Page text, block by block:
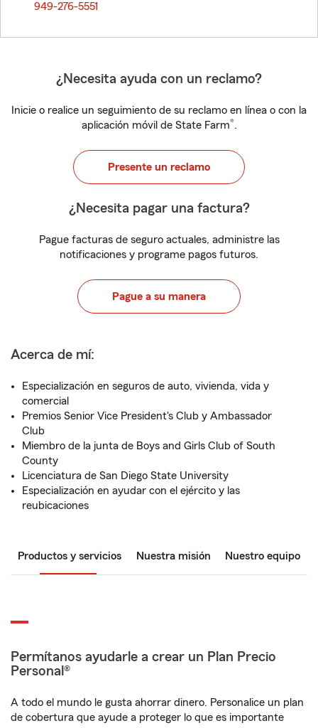
949-276-5551
¿Necesita ayuda con un reclamo?
Inicie o realice un seguimiento de su reclamo en línea o con la
aplicación móvil de State Farm®.
Presente un reclamo
¿Necesita pagar una factura?
Pague facturas de seguro actuales, administre las
notificaciones y programe pagos futuros.
Pague a su manera
Acerca de mí:
Especialización en seguros de auto, vivienda, vida y
comercial
Premios Senior Vice President's Club y Ambassador
Club
Miembro de la junta de Boys and Girls Club of South
County
Licenciatura de San Diego State University
Especialización en ayudar con el ejército y las
reubicaciones
Productos y servicios Nuestra misión Nuestro equipo
Permítanos ayudarle a crear un Plan Precio
Personal®
A todo el mundo le gusta ahorrar dinero. Personalice un plan
de cobertura que ayude a proteger lo que es importante